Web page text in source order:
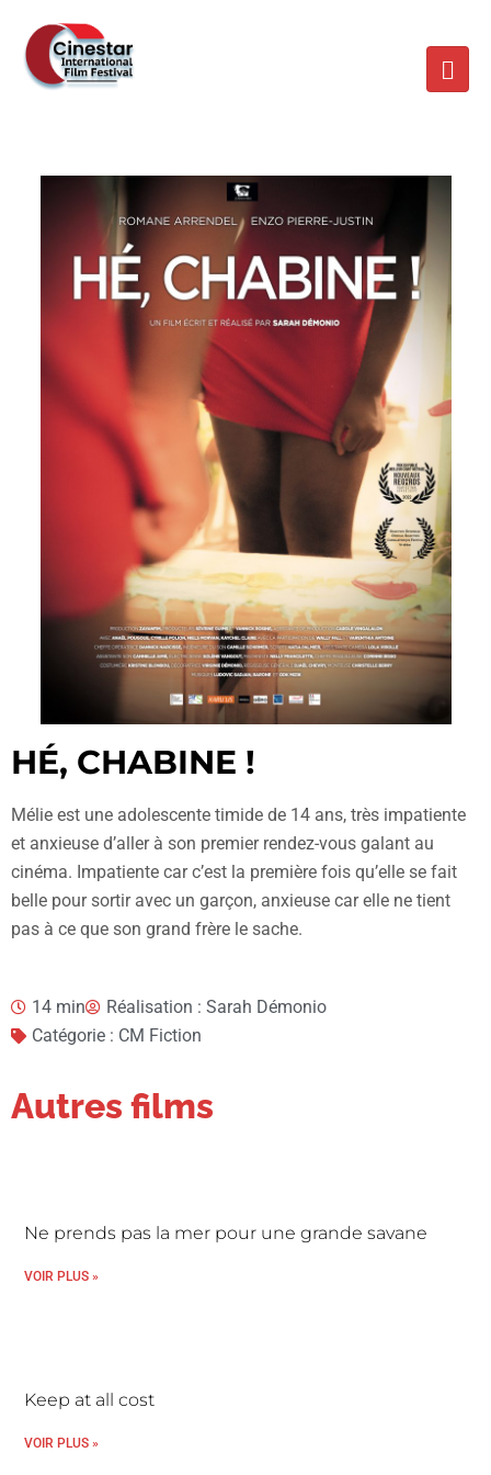
HÉ, CHABINE !
Mélie est une adolescente timide de 14 ans, très impatiente
et anxieuse d’aller à son premier rendez-vous galant au
cinéma. Impatiente car c’est la première fois qu’elle se fait
belle pour sortir avec un garçon, anxieuse car elle ne tient
pas à ce que son grand frère le sache.
14 min
Réalisation : Sarah Démonio
Catégorie : CM Fiction
Autres films
Ne prends pas la mer pour une grande savane
VOIR PLUS »
Keep at all cost
VOIR PLUS »